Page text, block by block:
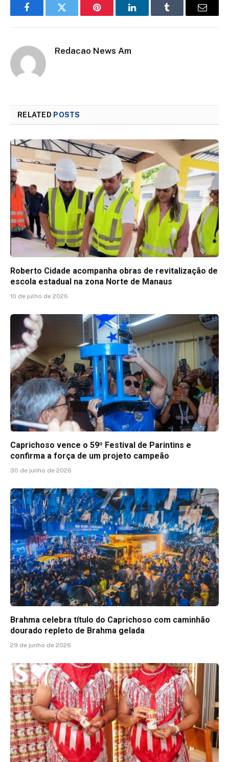
FacebookTwitter Pinterest LinkedInTumblr Email
Redacao News Am
RELATED POSTS
Roberto Cidade acompanha obras de revitalização de
escola estadual na zona Norte de Manaus
10 de julho de 2026
Caprichoso vence o 59º Festival de Parintins e
confirma a força de um projeto campeão
30 de junho de 2026
Brahma celebra título do Caprichoso com caminhão
dourado repleto de Brahma gelada
29 de junho de 2026